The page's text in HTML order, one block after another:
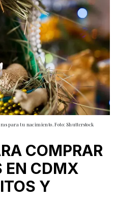
para tu nacimiento. Foto: Shutterstock
COMPRAR
EN CDMX
Y